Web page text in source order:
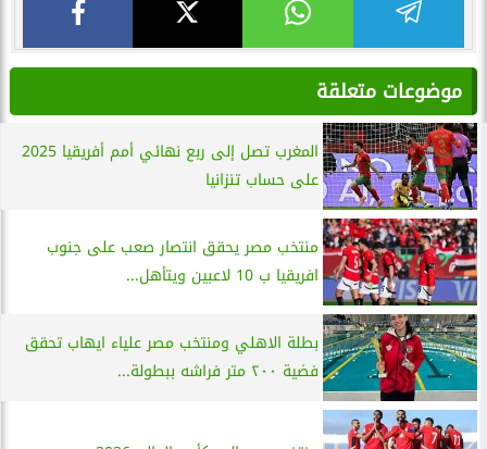
موضوعات متعلقة
المغرب تصل إلى ربع نهائي أمم أفريقيا 2025
على حساب تنزانيا
منتخب مصر يحقق انتصار صعب على جنوب
افريقيا ب 10 لاعبين ويتأهل...
بطلة الاهلي ومنتخب مصر علياء ايهاب تحقق
فضية ٢٠٠ متر فراشه ببطولة...